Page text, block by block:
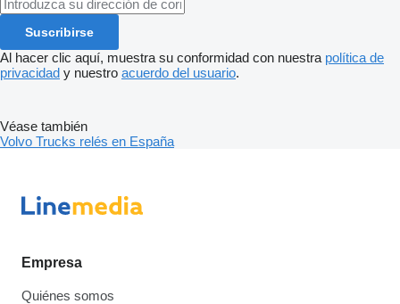
Suscribirse
Al hacer clic aquí, muestra su conformidad con nuestra política de
privacidad y nuestro acuerdo del usuario.
Véase también
Volvo Trucks relés en España
Empresa
Quiénes somos